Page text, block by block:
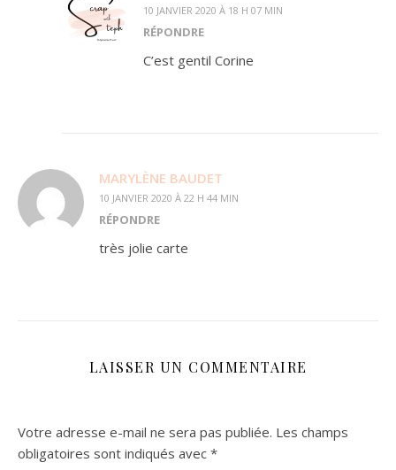
10 JANVIER 2020 À 18 H 07 MIN
RÉPONDRE
C’est gentil Corine
MARYLÈNE BAUDET
10 JANVIER 2020 À 22 H 44 MIN
RÉPONDRE
très jolie carte
LAISSER UN COMMENTAIRE
Votre adresse e-mail ne sera pas publiée. Les champs
obligatoires sont indiqués avec *